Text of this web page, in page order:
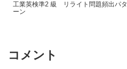
工業英検準2 級 リライト問題頻出パタ
ーン
コメント